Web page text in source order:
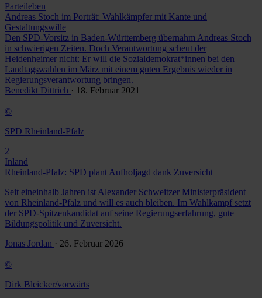
Parteileben
Andreas Stoch im Porträt: Wahlkämpfer mit Kante und
Gestaltungswille
Den SPD-Vorsitz in Baden-Württemberg übernahm Andreas Stoch
in schwierigen Zeiten. Doch Verantwortung scheut der
Heidenheimer nicht: Er will die Sozialdemokrat*innen bei den
Landtagswahlen im März mit einem guten Ergebnis wieder in
Regierungsverantwortung bringen.
Benedikt Dittrich · 18. Februar 2021
©
SPD Rheinland-Pfalz
2
Inland
Rheinland-Pfalz: SPD plant Aufholjagd dank Zuversicht
Seit eineinhalb Jahren ist Alexander Schweitzer Ministerpräsident
von Rheinland-Pfalz und will es auch bleiben. Im Wahlkampf setzt
der SPD-Spitzenkandidat auf seine Regierungserfahrung, gute
Bildungspolitik und Zuversicht.
Jonas Jordan · 26. Februar 2026
©
Dirk Bleicker/vorwärts